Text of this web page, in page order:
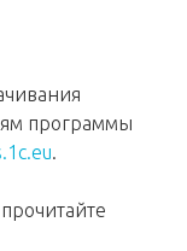
программы
.